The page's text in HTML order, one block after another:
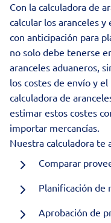
Con la calculadora de
calcular los aranceles
con anticipación para
no solo debe tenerse
aranceles aduaneros,
los costes de envío y
calculadora de
estimar estos costes
importar mercancías.
Nuestra calculadora te
Comparar
Planificación de
Aprobación de